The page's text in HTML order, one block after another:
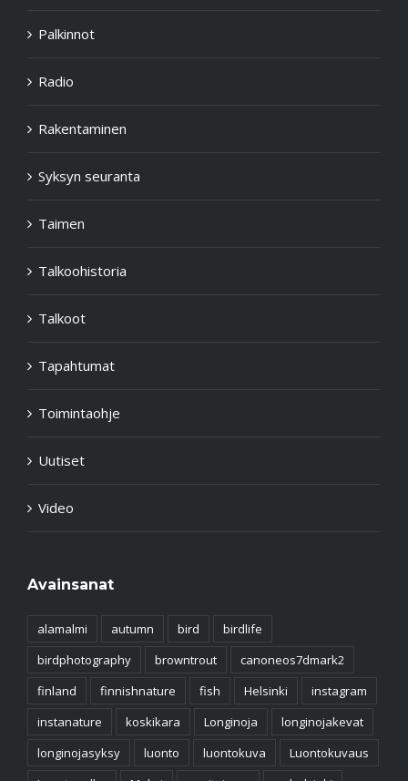
Palkinnot
Radio
Rakentaminen
Syksyn seuranta
Taimen
Talkoohistoria
Talkoot
Tapahtumat
Toimintaohje
Uutiset
Video
Avainsanat
alamalmi autumn bird
birdlife
birdphotography
browntrout
canoneos7dmark2
finland
finnishnature fish Helsinki
instagram
instanature
koskikara Longinoja
longinojakevat
longinojasyksy
luonto luontokuva
Luontokuvaus